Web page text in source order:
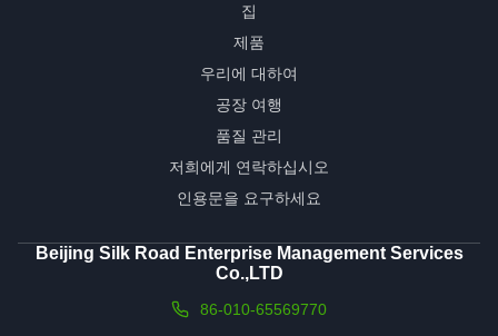
집
제품
우리에 대하여
공장 여행
품질 관리
저희에게 연락하십시오
인용문을 요구하세요
Beijing Silk Road Enterprise Management Services
Co.,LTD
86-010-65569770